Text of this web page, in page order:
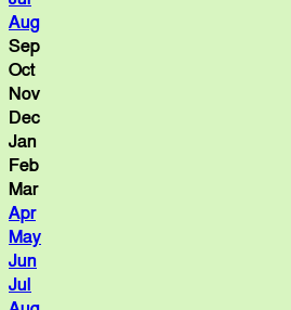
Aug
Sep
Oct
Nov
Dec
Jan
Feb
Mar
Apr
May
Jun
Jul